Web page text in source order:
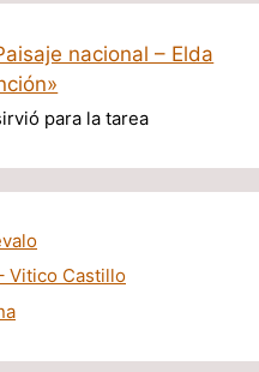
nacional – Elda
para la tarea
Vitico Castillo